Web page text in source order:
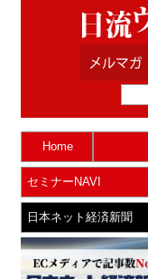
Home
セミナーNAVI
日本ネット経済新聞